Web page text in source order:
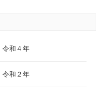
令和４年
令和２年